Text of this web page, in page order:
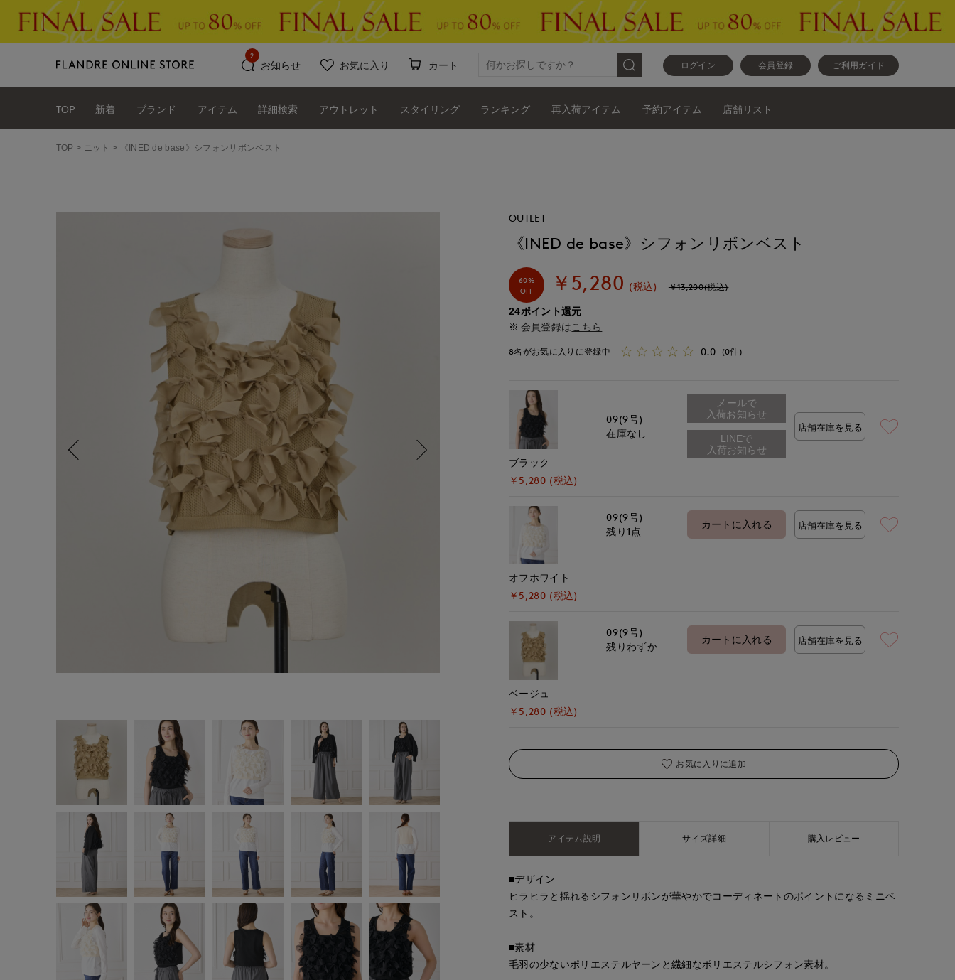
ログイン 会員登録 ご利用ガイド
お知らせ
2
お気に入り カート
TOP 新着 ブランド アイテム 詳細検索 アウトレット スタイリング ランキング 再入荷アイテム 予約アイテム 店舗リスト
TOP ニット 《INED de base》シフォンリボンベスト
OUTLET
《INED de base》シフォンリボンベスト
60%
OFF
￥5,280 (税込) ￥13,200(税込)
24ポイント還元
会員登録は こちら
8名がお気に入りに登録中 0.0 (0件)
ブラック
￥5,280 (税込)
09(9号)
在庫なし
メールで
入荷お知らせ
店舗在庫を見る
オフホワイト
￥5,280 (税込)
09(9号)
残り1点
カートに入れる 店舗在庫を見る
ベージュ
￥5,280 (税込)
09(9号)
残りわずか
カートに入れる 店舗在庫を見る
お気に入りに追加
アイテム説明 サイズ詳細 購入レビュー
■デザイン
ヒラヒラと揺れるシフォンリボンが華やかでコーディネートのポイントになるミニベ
スト。
■素材
毛羽の少ないポリエステルヤーンと繊細なポリエステルシフォン素材。